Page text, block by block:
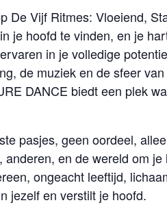
De Vijf Ritmes: Vloeiend,
je hoofd te vinden, en je
in je volledige
de muziek en de sfeer
DANCE biedt een plek
pasjes, geen oordeel,
en de wereld om je
ongeacht leeftijd,
jezelf en verstilt je hoofd.